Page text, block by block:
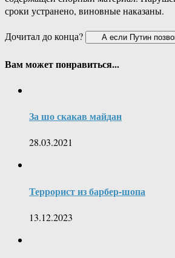
сроки устранено, виновные наказаны.
Дочитал до конца?
Вам может понравиться...
За шо скакав майдан
28.03.2021
Террорист из барбер-шопа
13.12.2023